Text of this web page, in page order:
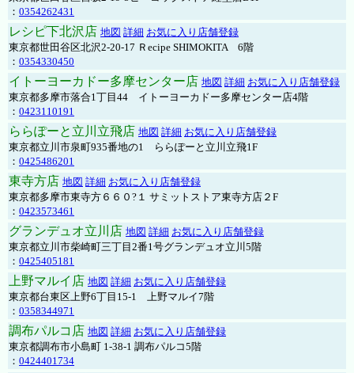
： 0354262431
レシピ下北沢店 地図 詳細 お気に入り店舗登録
東京都世田谷区北沢2-20-17 Ｒecipe SHIMOKITA 6階
： 0354330450
イトーヨーカドー多摩センター店 地図 詳細 お気に入り店舗登録
東京都多摩市落合1丁目44 イトーヨーカドー多摩センター店4階
： 0423110191
ららぽーと立川立飛店 地図 詳細 お気に入り店舗登録
東京都立川市泉町935番地の1 ららぽーと立川立飛1F
： 0425486201
東寺方店 地図 詳細 お気に入り店舗登録
東京都多摩市東寺方６６０?１ サミットストア東寺方店２F
： 0423573461
グランデュオ立川店 地図 詳細 お気に入り店舗登録
東京都立川市柴崎町三丁目2番1号グランデュオ立川5階
： 0425405181
上野マルイ店 地図 詳細 お気に入り店舗登録
東京都台東区上野6丁目15-1 上野マルイ7階
： 0358344971
調布パルコ店 地図 詳細 お気に入り店舗登録
東京都調布市小島町 1-38-1 調布パルコ5階
： 0424401734